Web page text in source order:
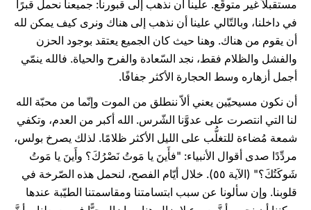
مستقبلاً غير متوقَّع. علينا أن نذهب إلى قبورنا: جميعنا نحمل قبرًا
في داخلنا، وبالتّالي علينا أن نذهب إلى هناك ونرى كيف يمكن لله
أن يقوم من هناك. وهنا حيث كان الجميع يعتقد بوجود الحزن
والفشل والظلام فقط، نجد السّعادة والفرح والحياة. فالله ينمّي
أجمل أزهاره وسط الحجارة الأكثر جفافًا.
أن نكون مسيحيّين يعني ألاّ ننطلق من الموت وإنّما من محبّة الله
لنا التي انتصرت على عدوَّنا الشّرس. الله أكبر من العدم، وتكفي
شمعة مُضاءة للتغلُّب على الليل الأكثر ظلامًا. لذلك يصرخ بولس،
مردِّدًا صدى أقوال الأنبياء: "فأَينَ يا مَوتُ نَصْرُكَ؟ وأَينَ يا مَوتُ
شَوكَتُكَ؟" (الآية ٥٥). خلال أيّام الفصح، لنحمل هذه الصّرخة في
قلوبنا. وإن سألونا عن سبب ابتسامتنا ومقاسمتنا الطيّبة عندها